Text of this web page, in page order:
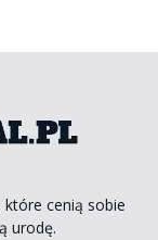
cenią sobie
urodę.